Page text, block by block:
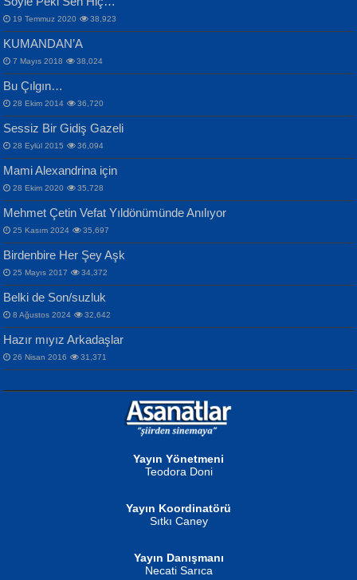
İPEK ACAR SERT
Gazze’nin Şecaati, Ümmetin İmtihanı...
MAHMUT GÜRBÜZ
İbrahim Olmak ve Bitirebilmek...
NURAN KÖSE BAYDAR
Selahattin Yıldız
İdrakimle Üşürken...
Songül Özel
Mahzen...
Ben Deniz Değilim ki...
ERDEM BAYAZIT
Sana, Bana, Vatanıma, Ülkemin
İnsanlarına Dair...
NAZIM HİKMET RAN
Bir Cezaevinde, Tecritteki Adamın
Mektupları...
19 Temmuz 2020 38,923
KUMANDAN’A
7 Mayıs 2018 38,024
Bu Çılgın…
28 Ekim 2014 36,720
Sessiz Bir Gidiş Gazeli
28 Eylül 2015 36,094
Mami Alexandrina için
28 Ekim 2020 35,728
Mehmet Çetin Vefat Yıldönümünde Anılıyor
25 Kasım 2024 35,697
Birdenbire Her Şey Aşk
25 Mayıs 2017 34,372
Belki de Son/suzluk
8 Ağustos 2024 32,642
Hazır mıyız Arkadaşlar
26 Nisan 2016 31,371
Yayın Yönetmeni
Teodora Doni
Yayın Koordinatörü
Sıtkı Caney
Yayın Danışmanı
Necati Sarıca